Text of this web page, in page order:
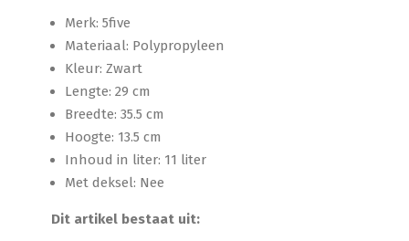
Merk: 5five
Materiaal: Polypropyleen
Kleur: Zwart
Lengte: 29 cm
Breedte: 35.5 cm
Hoogte: 13.5 cm
Inhoud in liter: 11 liter
Met deksel: Nee
Dit artikel bestaat uit: